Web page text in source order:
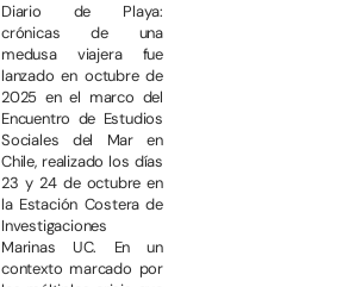
Diario de Playa:
crónicas de una
medusa viajera fue
lanzado en octubre de
2025 en el marco del
Encuentro de Estudios
Sociales del Mar en
Chile, realizado los días
23 y 24 de octubre en
la Estación Costera de
Investigaciones
Marinas UC. En un
contexto marcado por